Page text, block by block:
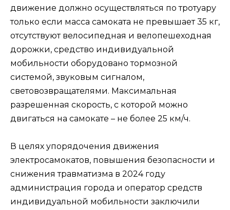
движение должно осуществляться по тротуару
только если масса самоката не превышает 35 кг,
отсутствуют велосипедная и велопешеходная
дорожки, средство индивидуальной
мобильности оборудовано тормозной
системой, звуковым сигналом,
световозвращателями. Максимальная
разрешенная скорость, с которой можно
двигаться на самокате – не более 25 км/ч.
В целях упорядочения движения
электросамокатов, повышения безопасности и
снижения травматизма в 2024 году
администрация города и оператор средств
индивидуальной мобильности заключили